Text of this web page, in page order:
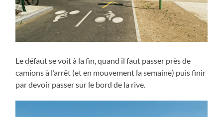
Le défaut se voit à la fin, quand il faut passer près de
camions à l’arrêt (et en mouvement la semaine) puis finir
par devoir passer sur le bord de la rive.